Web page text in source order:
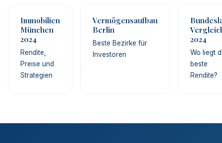
Immobilien
München
2024
Rendite,
Preise und
Strategien
Vermögensaufbau
Berlin
Beste Bezirke für
Investoren
2024
Wo liegt
beste
Rendite?